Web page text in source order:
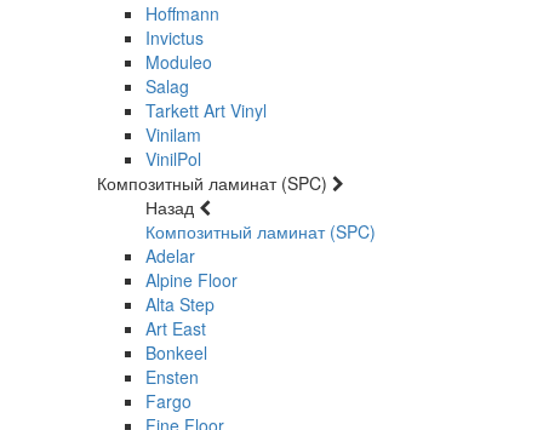
Hoffmann
Invictus
Moduleo
Salag
Tarkett Art Vinyl
Vinilam
VinilPol
Композитный ламинат (SPC)
Назад
Композитный ламинат (SPC)
Adelar
Alpine Floor
Alta Step
Art East
Bonkeel
Ensten
Fargo